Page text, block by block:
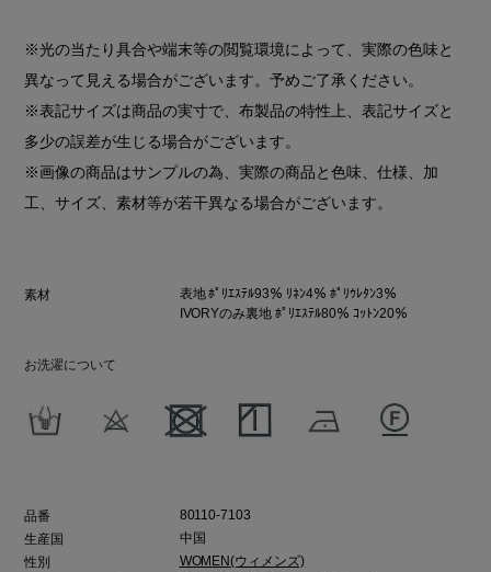
※光の当たり具合や端末等の閲覧環境によって、実際の色味と
異なって見える場合がございます。予めご了承ください。
※表記サイズは商品の実寸で、布製品の特性上、表記サイズと
多少の誤差が生じる場合がございます。
※画像の商品はサンプルの為、実際の商品と色味、仕様、加
工、サイズ、素材等が若干異なる場合がございます。
素材
表地 ﾎﾟﾘｴｽﾃﾙ93％ ﾘﾈﾝ4％ ﾎﾟﾘｳﾚﾀﾝ3％
IVORYのみ裏地 ﾎﾟﾘｴｽﾃﾙ80％ ｺｯﾄﾝ20％
お洗濯について
品番
80110-7103
生産国
中国
性別
WOMEN(ウィメンズ)